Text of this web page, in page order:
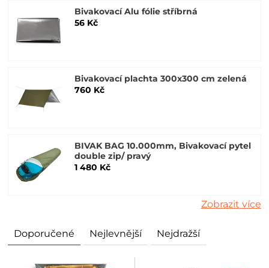
Bivakovací Alu fólie stříbrná
56 Kč
Bivakovací plachta 300x300 cm zelená
760 Kč
BIVAK BAG 10.000mm, Bivakovací pytel
double zip/ pravý
1 480 Kč
Zobrazit více
Doporučené Nejlevnější Nejdražší